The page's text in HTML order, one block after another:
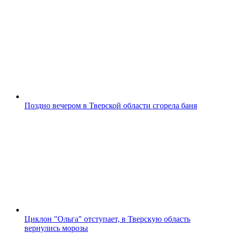
Поздно вечером в Тверской области сгорела баня
Циклон "Ольга" отступает, в Тверскую область
вернулись морозы